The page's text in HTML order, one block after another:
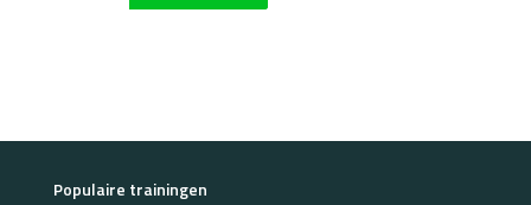
Populaire trainingen